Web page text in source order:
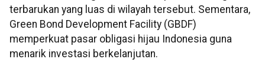
terbarukan yang luas di wilayah tersebut. Sementara,
Green Bond Development Facility (GBDF)
memperkuat pasar obligasi hijau Indonesia guna
menarik investasi berkelanjutan.